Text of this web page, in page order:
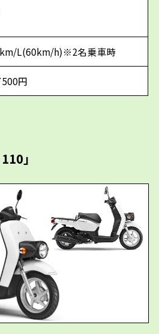
L(60km/h)※2名乗車時
円
」